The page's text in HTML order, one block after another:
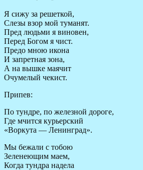
Я сижу за решеткой,
Слезы взор мой туманят.
Пред людьми я виновен,
Перед Богом я чист.
Предо мною икона
И запретная зона,
А на вышке маячит
Очумелый чекист.
Припев:
По тундре, по железной дороге,
Где мчится курьерский
«Воркута — Ленинград».
Мы бежали с тобою
Зеленеющим маем,
Когда тундра надела